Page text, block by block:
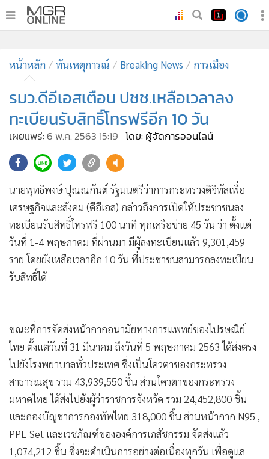
• ทันเหตุการณ์
• ภาคใต้
• ภูมิภาค
• Online Section
• บันเทิง
• ผู้จัดการรายวัน
คอลัมนิสต์
• ละคร
• CbizReview
• Cyber BIZ
ผู้จัดกวน
• Good health & Well-being
• MGR Live
• Infographic
• การเมือง
• ท่องเที่ยว
• กีฬา
• ต่างประเทศ
• Special Scoop
• เศรษฐกิจ-ธุรกิจ
หน้าหลัก ทันเหตุการณ์ Breaking News การเมือง
รมว.ดีอีเอสเตือน ปชช.เหลือเวลาลง
ทะเบียนรับสิทธิ์โทรฟรีอีก 10 วัน
เผยแพร่:6 พ.ค. 2563 15:19 โดย: ผู้จัดการออนไลน์
นายพุทธิพงษ์ ปุณณกันต์ รัฐมนตรีว่าการกระทรวงดิจิทัลเพื่อ
เศรษฐกิจและสังคม (ดีอีเอส) กล่าวถึงการเปิดให้ประชาชนลง
ทะเบียนรับสิทธิ์โทรฟรี 100 นาที ทุกเครือข่าย 45 วัน ว่า ตั้งแต่
วันที่ 1-4 พฤษภาคม ที่ผ่านมา มีผู้ลงทะเบียนแล้ว 9,301,459
ราย โดยยังเหลือเวลาอีก 10 วัน ที่ประชาชนสามารถลงทะเบียน
รับสิทธิ์ได้
ขณะที่การจัดส่งหน้ากากอนามัยทางการแพทย์ของไปรษณีย์
ไทย ตั้งแต่วันที่ 31 มีนาคม ถึงวันที่ 5 พฤษภาคม 2563 ได้ส่งตรง
ไปยังโรงพยาบาลทั่วประเทศ ซึ่งเป็นโควตาของกระทรวง
สาธารณสุข รวม 43,939,550 ชิ้น ส่วนโควตาของกระทรวง
มหาดไทย ได้ส่งไปยังผู้ว่าราชการจังหวัด รวม 24,452,800 ชิ้น
และกองบัญชาการกองทัพไทย 318,000 ชิ้น ส่วนหน้ากาก N95 ,
PPE Set และเวชภัณฑ์ขององค์การเภสัชกรรม จัดส่งแล้ว
1,074,212 ชิ้น ซึ่งจะดำเนินการอย่างต่อเนื่องทุกวัน เพื่อดูแล